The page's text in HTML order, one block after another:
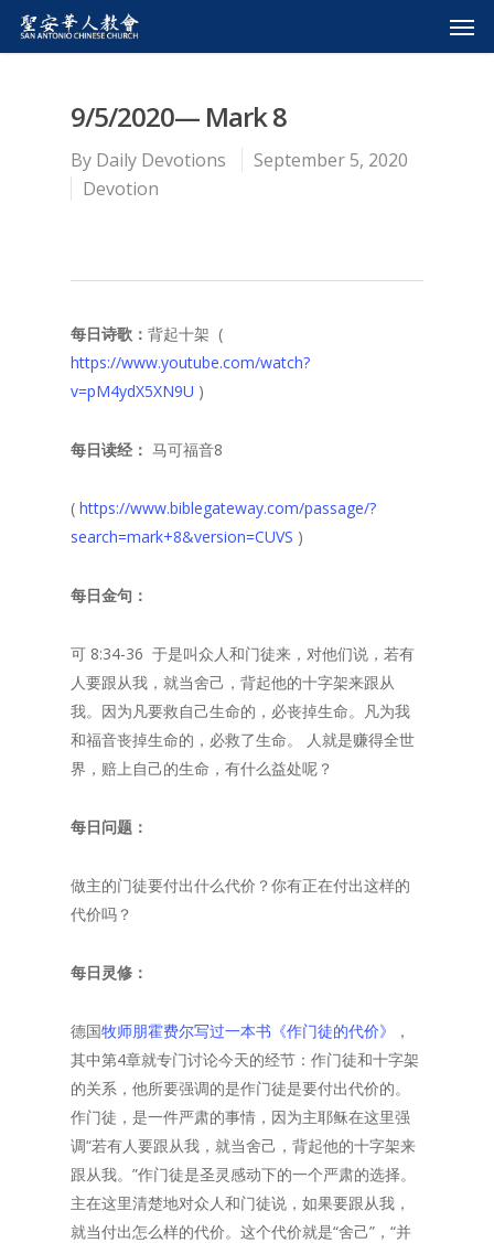
9/5/2020— Mark 8
By Daily Devotions
September 5, 2020
Devotion
每日诗歌： 背起十架 (
https://www.youtube.com/watch?
v=pM4ydX5XN9U )
每日读经： 马可福音8
( https://www.biblegateway.com/passage/?
search=mark+8&version=CUVS )
每日金句：
可 8:34-36 于是叫众人和门徒来，对他们说，若有
人要跟从我，就当舍己，背起他的十字架来跟从
我。因为凡要救自己生命的，必丧掉生命。凡为我
和福音丧掉生命的，必救了生命。 人就是赚得全世
界，赔上自己的生命，有什么益处呢？
每日问题：
做主的门徒要付出什么代价？你有正在付出这样的
代价吗？
每日灵修：
德国牧师朋霍费尔写过一本书《作门徒的代价》
，
其中第4章就专门讨论今天的经节：作门徒和十字架
的关系，他所要强调的是作门徒是要付出代价的。
作门徒，是一件严肃的事情，因为主耶稣在这里强
调“若有人要跟从我，就当舍己，背起他的十字架来
跟从我。”作门徒是圣灵感动下的一个严肃的选择。
主在这里清楚地对众人和门徒说，如果要跟从我，
就当付出怎么样的代价。这个代价就是“舍己”，“并